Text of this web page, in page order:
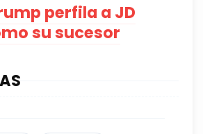
perfila a JD
su sucesor